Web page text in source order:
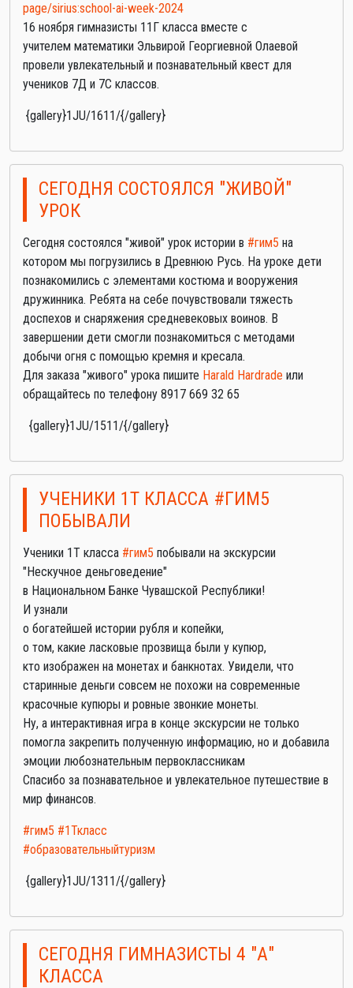
page/sirius:school-ai-week-2024
16 ноября гимназисты 11Г класса вместе с
учителем математики Эльвирой Георгиевной Олаевой
провели увлекательный и познавательный квест для
учеников 7Д и 7С классов.
{gallery}1JU/1611/{/gallery}
СЕГОДНЯ СОСТОЯЛСЯ "ЖИВОЙ"
УРОК
Сегодня состоялся "живой" урок истории в #гим5 на
котором мы погрузились в Древнюю Русь. На уроке дети
познакомились с элементами костюма и вооружения
дружинника. Ребята на себе почувствовали тяжесть
доспехов и снаряжения средневековых воинов. В
завершении дети смогли познакомиться с методами
добычи огня с помощью кремня и кресала.
Для заказа "живого" урока пишите Harald Hardrade или
обращайтесь по телефону 8917 669 32 65
{gallery}1JU/1511/{/gallery}
УЧЕНИКИ 1Т КЛАССА #ГИМ5
ПОБЫВАЛИ
Ученики 1Т класса #гим5 побывали на экскурсии
"Нескучное деньговедение"
в Национальном Банке Чувашской Республики!
И узнали
о богатейшей истории рубля и копейки,
о том, какие ласковые прозвища были у купюр,
кто изображен на монетах и банкнотах. Увидели, что
старинные деньги совсем не похожи на современные
красочные купюры и ровные звонкие монеты.
Ну, а интерактивная игра в конце экскурсии не только
помогла закрепить полученную информацию, но и добавила
эмоции любознательным первоклассникам
Спасибо за познавательное и увлекательное путешествие в
мир финансов.
#гим5 #1Ткласс
#образовательныйтуризм
{gallery}1JU/1311/{/gallery}
СЕГОДНЯ ГИМНАЗИСТЫ 4 "А"
КЛАССА